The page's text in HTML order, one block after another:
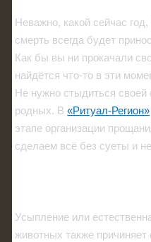
Неважно, какой сейчас
смерть всегда будет
Как бы вы ни прокачали
найдётся что-то в эти
Не нужно стыдиться
родных. В«Ритуал-Регион»
этапе организации
сделаем всё без суеты и
Усыпление или
животных также